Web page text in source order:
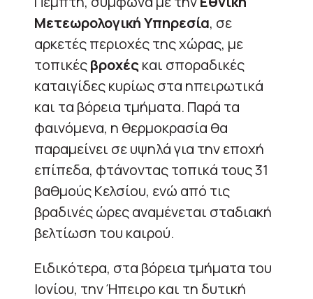
Μετεωρολογική Υπηρεσία, σε
αρκετές περιοχές της χώρας, με
τοπικέςβροχέςκαι σποραδικές
καταιγίδες κυρίως στα ηπειρωτικά
και τα βόρεια τμήματα. Παρά τα
φαινόμενα, η θερμοκρασία θα
παραμείνει σε υψηλά για την εποχή
επίπεδα, φτάνοντας τοπικά τους 31
βαθμούς Κελσίου, ενώ από τις
βραδινές ώρες αναμένεται σταδιακή
βελτίωση του καιρού.
Ειδικότερα, στα βόρεια τμήματα του
Ιονίου, την Ήπειρο και τη δυτική